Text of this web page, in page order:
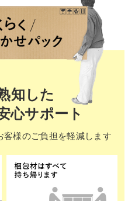
知した
心サポート
客様のご負担を軽減します